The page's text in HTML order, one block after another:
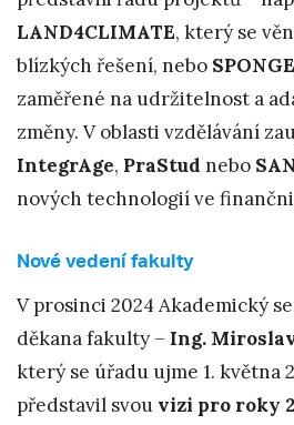
LAND4CLIMATE, který se
blízkých řešení, nebo
zaměřené na udržitelnost a
změny. V oblasti vzdělávání
IntegrAge, PraStud nebo
nových technologií ve
Nové vedení fakulty
V prosinci 2024 Akademický
děkana fakulty – Ing.
který se úřadu ujme 1. května
představil svou vizi pro roky